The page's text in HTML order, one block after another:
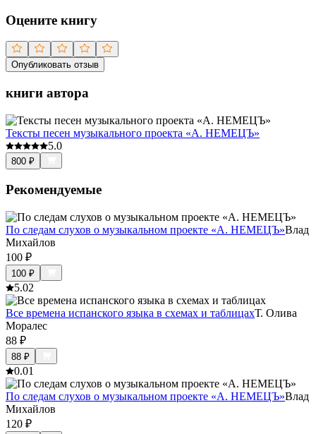
Оцените книгу
Опубликовать отзыв
книги автора
Тексты песен музыкального проекта «А. НЕМЕЦЪ»
5.0
800 ₽
Рекомендуемые
По следам слухов о музыкальном проекте «А. НЕМЕЦЪ»Влад
Михайлов
100 ₽
100 ₽
5.02
Все времена испанского языка в схемах и таблицахТ. Олива
Моралес
88 ₽
88 ₽
0.01
По следам слухов о музыкальном проекте «А. НЕМЕЦЪ»Влад
Михайлов
120 ₽